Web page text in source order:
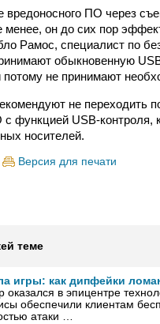
вредоносного ПО через
менее, он до сих пор
Рамос, специалист по
обыкновенную
потому не принимают
не переходить
функцией USB-контроля,
носителей.
Версия для печати
теме
игры: как дипфейки
оказался в эпицентре
обеспечили клиентам
атаки …